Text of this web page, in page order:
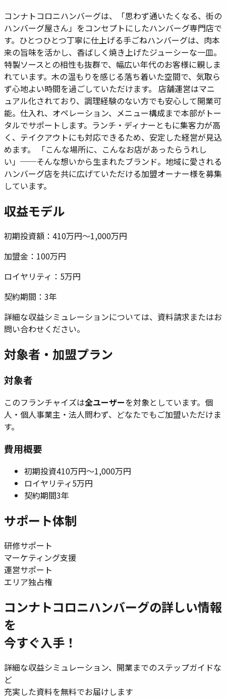
コンナトコロニハンバーグは、「思わず通いたくなる、街の
ハンバーグ屋さん」をコンセプトにしたハンバーグ専門店で
す。ひとつひとつ丁寧に仕上げる手ごねハンバーグは、肉本
来の旨味を活かし、香ばしく焼き上げたジューシーな一皿。
特製ソースとの相性も抜群で、幅広い年代のお客様に親しま
れています。木の温もりを感じる落ち着いた空間で、気取ら
ず心地よい時間を過ごしていただけます。 店舗運営はマニ
ュアル化されており、調理経験のない方でも安心して開業可
能。仕入れ、オペレーション、メニュー構成まで本部がトー
タルでサポートします。ランチ・ディナーともに集客力が高
く、テイクアウトにも対応できるため、安定した経営が見込
めます。 「こんな場所に、こんなお店があったらうれし
い」──そんな想いから生まれたブランド。地域に愛される
ハンバーグ店を共に広げていただける加盟オーナー様を募集
しています。
収益モデル
初期投資額： 410万円〜1,000万円
加盟金： 100万円
ロイヤリティ： 5万円
契約期間： 3年
詳細な収益シミュレーションについては、資料請求またはお
問い合わせください。
対象者・加盟プラン
対象者
このフランチャイズは全ユーザーを対象としています。 個
人・個人事業主・法人問わず、どなたでもご加盟いただけま
す。
費用概要
初期投資410万円〜1,000万円
ロイヤリティ5万円
契約期間3年
サポート体制
研修サポート
マーケティング支援
運営サポート
エリア独占権
コンナトコロニハンバーグの詳しい情報
を
今すぐ入手！
詳細な収益シミュレーション、開業までのステップガイドな
ど
充実した資料を無料でお届けします